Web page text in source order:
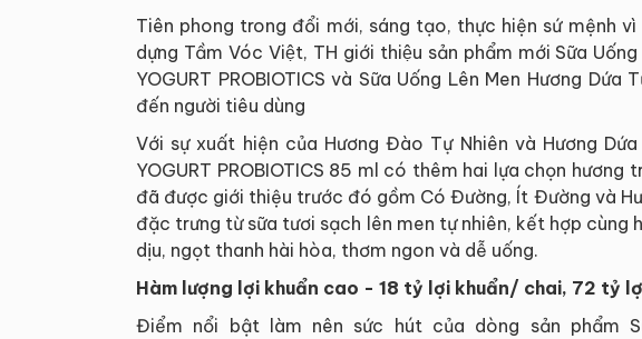
Tiên phong trong đổi mới, sáng tạo, thực hiện sứ mệnh
dựng Tầm Vóc Việt, TH giới thiệu sản phẩm mới Sữa
YOGURT PROBIOTICS và Sữa Uống Lên Men Hương Dứa
đến người tiêu dùng
Với sự xuất hiện của Hương Đào Tự Nhiên và Hương
YOGURT PROBIOTICS 85 ml có thêm hai lựa chọn
đã được giới thiệu trước đó gồm Có Đường, Ít Đường và
đặc trưng từ sữa tươi sạch lên men tự nhiên, kết hợp cùng
dịu, ngọt thanh hài hòa, thơm ngon và dễ uống.
Hàm lượng lợi khuẩn cao - 18 tỷ lợi khuẩn/ chai, 72 tỷ
Điểm nổi bật làm nên sức hút của dòng sản phẩm